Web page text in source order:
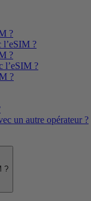
?
l’eSIM ?
?
l’eSIM ?
?
un autre opérateur ?
?